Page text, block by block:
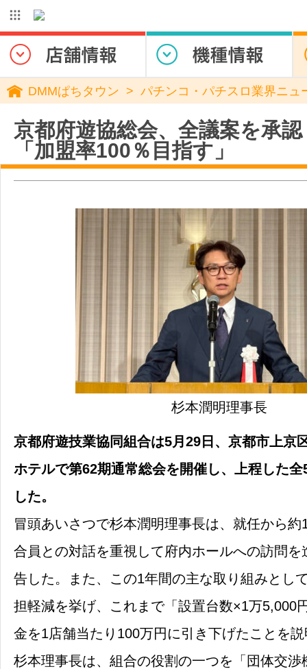
DMMぱちタウン パチンコ・パチスロ業界ニュ
京都府遊協総会、全議案を承
「加盟率100％目指す」
杉本潤明理事長
京都府遊技業協同組合は5月29日、京都市上京
ホテルで第62期通常総会を開催し、上程した
した。
冒頭あいさつで杉本潤明理事長は、就任から
合員との対話を重視して府内ホールへの訪問を
告した。また、この1年間の主な取り組みとし
担軽減を挙げ、これまで「設置台数×1万5,000
金を1店舗当たり100万円に引き下げたことを
杉本理事長は、組合の役割の一つを「団体交渉